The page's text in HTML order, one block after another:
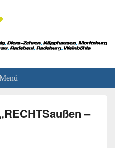
Demokratie
Menü
–